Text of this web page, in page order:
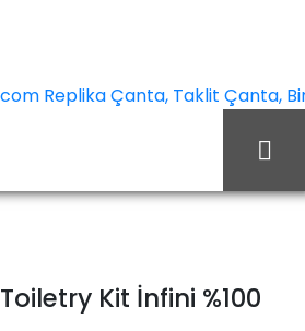
Louis Vuitton Cüzdan
Kit İnfini %100